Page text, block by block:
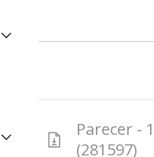
Parecer -
(281597)